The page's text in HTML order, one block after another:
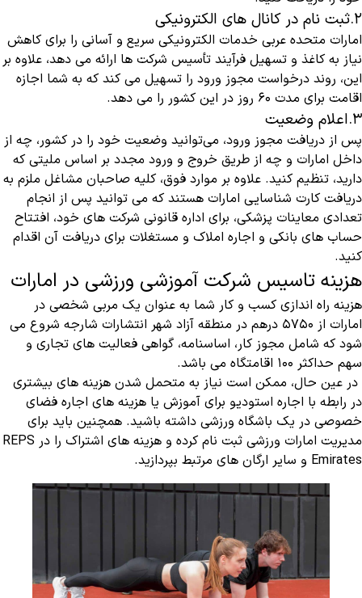
2.ثبت نام در کانال های الکترونیکی
امارات متحده عربی خدمات الکترونیکی سریع و آسانی را برای کاهش
نیاز به کاغذ و تسهیل فرآیند تأسیس شرکت ها ارائه می دهد، علاوه بر
این، روند درخواست مجوز ورود را تسهیل می کند که به شما اجازه
اقامت برای مدت 60 روز در این کشور را می دهد.
3.اعلام وضعیت
پس از دریافت مجوز ورود، می‌توانید وضعیت خود را در کشور، چه از
داخل امارات و چه از طریق خروج و ورود مجدد بر اساس ملیتی که
دارید، تنظیم کنید. علاوه بر موارد فوق، کلیه صاحبان مشاغل ملزم به
دریافت کارت شناسایی امارات هستند که می توانید پس از انجام
تعدادی معاینات پزشکی، برای اداره قانونی شرکت های خود، افتتاح
حساب های بانکی و اجاره املاک و مستغلات برای دریافت آن اقدام
کنید.
هزینه تاسیس شرکت آموزشی ورزشی در امارات
هزینه راه اندازی کسب و کار شما به عنوان یک مربی شخصی در
امارات از 5750 درهم در منطقه آزاد شهر انتشارات شارجه شروع می
شود که شامل مجوز کار، اساسنامه، گواهی فعالیت های تجاری و
سهم حداکثر 100 اقامتگاه می باشد.
در عین حال، ممکن است نیاز به متحمل شدن هزینه های بیشتری
در رابطه با اجاره استودیو برای آموزش یا هزینه های اجاره فضای
خصوصی در یک باشگاه ورزشی داشته باشید. همچنین باید برای
مدیریت امارات ورزشی ثبت نام کرده و هزینه های اشتراک را در REPS
Emirates و سایر ارگان های مرتبط بپردازید.